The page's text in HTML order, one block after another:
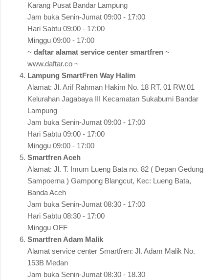
Karang Pusat Bandar Lampung
Jam buka Senin-Jumat 09:00 - 17:00
Hari Sabtu 09:00 - 17:00
Minggu 09:00 - 17:00
~ daftar alamat service center smartfren ~
www.daftar.co ~
Lampung SmartFren Way Halim
Alamat: Jl. Arif Rahman Hakim No. 18 RT. 01 RW.01
Kelurahan Jagabaya III Kecamatan Sukabumi Bandar
Lampung
Jam buka Senin-Jumat 09:00 - 17:00
Hari Sabtu 09:00 - 17:00
Minggu 09:00 - 17:00
Smartfren Aceh
Alamat: Jl. T. Imum Lueng Bata no. 82 ( Depan Gedung
Sampoerna ) Gampong Blangcut, Kec: Lueng Bata,
Banda Aceh
Jam buka Senin-Jumat 08:30 - 17:00
Hari Sabtu 08:30 - 17:00
Minggu OFF
Smartfren Adam Malik
Alamat service center Smartfren: Jl. Adam Malik No.
153B Medan
Jam buka Senin-Jumat 08:30 - 18.30